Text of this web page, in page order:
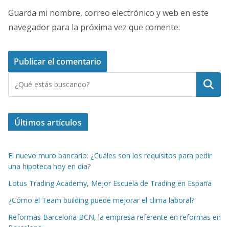
Guarda mi nombre, correo electrónico y web en este
navegador para la próxima vez que comente.
Buscar
Últimos artículos
El nuevo muro bancario: ¿Cuáles son los requisitos para pedir
una hipoteca hoy en día?
Lotus Trading Academy, Mejor Escuela de Trading en España
¿Cómo el Team building puede mejorar el clima laboral?
Reformas Barcelona BCN, la empresa referente en reformas en